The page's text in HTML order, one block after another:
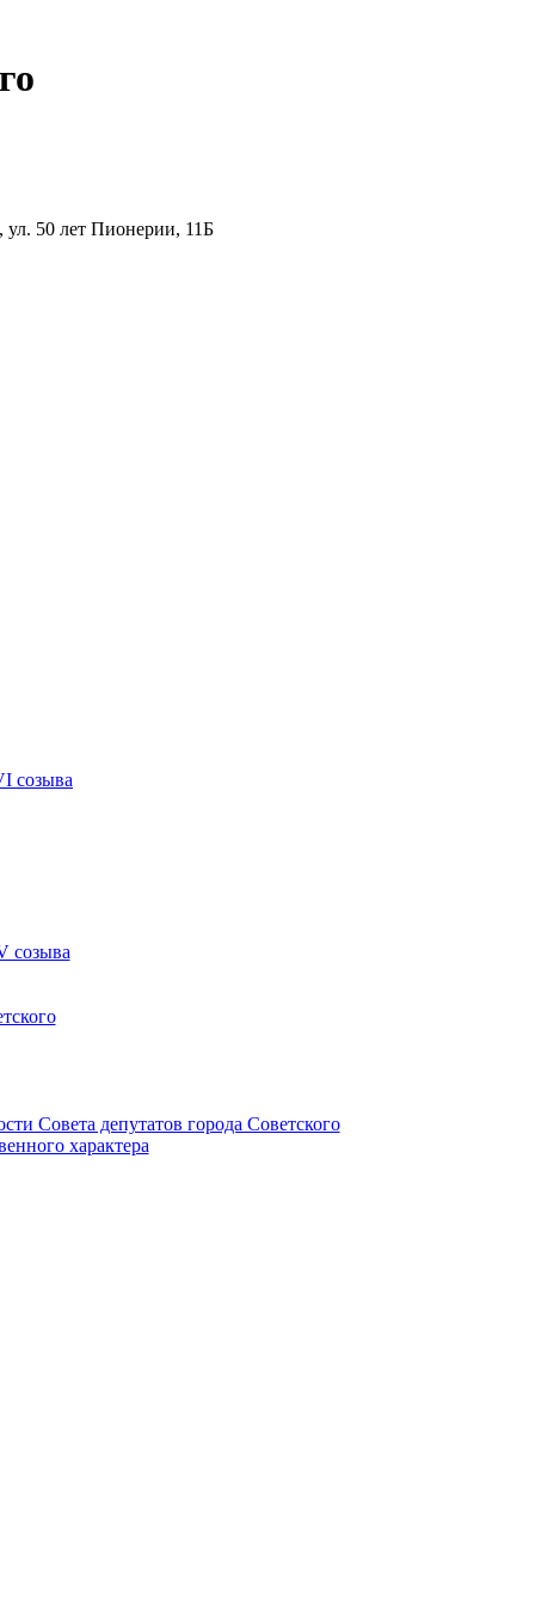
50 лет Пионерии, 11Б
созыва
созыва
Совета депутатов города Советского
характера